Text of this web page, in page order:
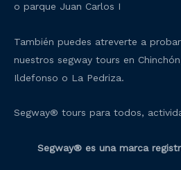
o parque Juan Carlos I
También puedes atreverte a
nuestros segway tours en
Ildefonso o La Pedriza.
Segway® tours para todos,
Segway® es una marca